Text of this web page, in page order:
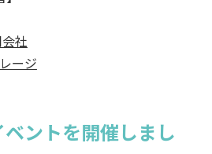
社
ージ
ントを開催しまし